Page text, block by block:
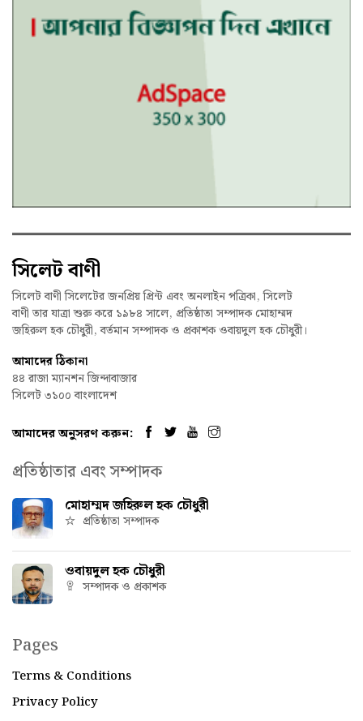
সিলেট বাণী
সিলেট বাণী সিলেটের জনপ্রিয় প্রিন্ট এবং অনলাইন পত্রিকা, সিলেট
বাণী তার যাত্রা শুরু করে ১৯৮৪ সালে, প্রতিষ্ঠাতা সম্পাদক মোহাম্মদ
জহিরুল হক চৌধুরী, বর্তমান সম্পাদক ও প্রকাশক ওবায়দুল হক চৌধুরী।
আমাদের ঠিকানা
৪৪ রাজা ম্যানশন জিন্দাবাজার
সিলেট ৩১০০ বাংলাদেশ
আমাদের অনুসরণ করুন:
প্রতিষ্ঠাতার এবং সম্পাদক
মোহাম্মদ জহিরুল হক চৌধুরী
প্রতিষ্ঠাতা সম্পাদক
ওবায়দুল হক চৌধুরী
সম্পাদক ও প্রকাশক
Pages
Terms & Conditions
Privacy Policy